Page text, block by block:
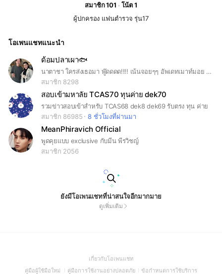
สมาชิก 101
โน้ต 1
ผู้ปกครอง แฟนตำรวจ รุ่น17
โอเพนแชทแนะนำ
ด้อมปลาเผา🐟
นาตาชา ใครส่งเธอมา พู๊ดดดด!!!! เน้นจอยๆๆ อัพเดทเมาท์มอย โสดก็เข้า ไม่โสดก็เข้า แฮปปี้ๆนะคะแม่
สมาชิก 8298
สอบเข้ามหาลัย TCAS70 ทุนค่าย dek70
รวมข่าวสอบเข้าสำหรับ TCAS68 dek8 dek69 รับตรง ทุน ค่าย
สมาชิก 86985
8 ชั่วโมงที่ผ่านมา
MeanPhiravich Official
พูดคุยแบบ exclusive กับมีน พีรวิชญ์
สมาชิก 2056
ยังมีโอเพนแชทที่น่าสนใจอีกมากมาย
ดูเพิ่มเติม
เกี่ยวกับโอเพนแชท(Open
in
คู่มือผู้ใช้มือใหม่ (Open
คู่มือการใช้งานอย่างปลอดภัย(Open
ข้อกำหนดการใช้บริการ(Open